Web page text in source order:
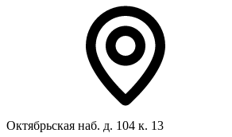
Октябрьская наб. д. 104 к. 13